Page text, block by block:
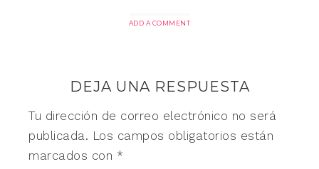
ADD A COMMENT
DEJA UNA RESPUESTA
Tu dirección de correo electrónico no será
publicada. Los campos obligatorios están
marcados con *